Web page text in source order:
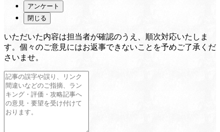
アンケート
閉じる
いただいた内容は担当者が確認のうえ、順次対応いたしま
す。個々のご意見にはお返事できないことを予めご了承くだ
さいませ。